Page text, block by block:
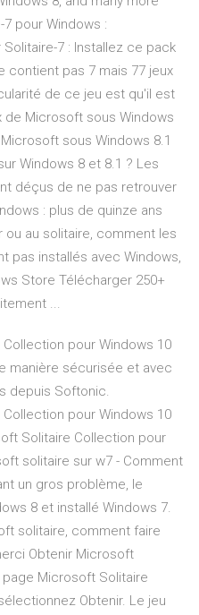
pour Windows :
7 : Installez ce pack
contient pas 7 mais 77 jeux
de ce jeu est qu'il est
Microsoft sous Windows
sous Windows 8.1
Windows 8 et 8.1 ? Les
déçus de ne pas retrouver
: plus de quinze ans
ou au solitaire, comment les
pas installés avec Windows,
Store Télécharger 250+
...
pour Windows 10
manière sécurisée et avec
depuis Softonic.
pour Windows 10
Solitaire Collection pour
solitaire sur w7 - Comment
un gros problème, le
8 et installé Windows 7.
solitaire, comment faire
Obtenir Microsoft
page Microsoft Solitaire
Obtenir. Le jeu